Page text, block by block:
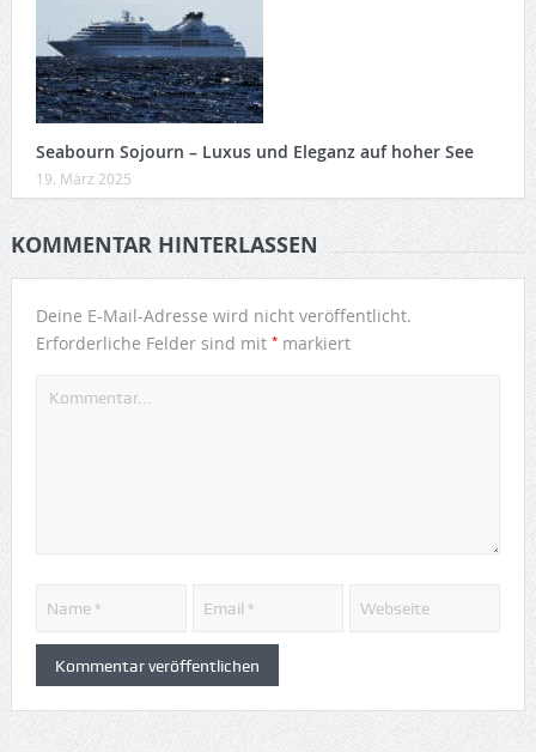
Seabourn Sojourn – Luxus und Eleganz auf hoher See
19. März 2025
KOMMENTAR HINTERLASSEN
Deine E-Mail-Adresse wird nicht veröffentlicht.
Erforderliche Felder sind mit *markiert